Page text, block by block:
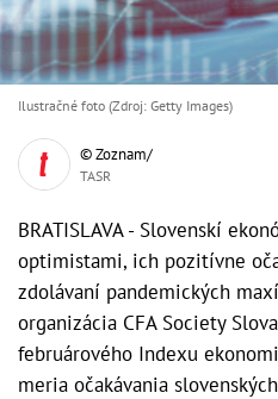
Ilustračné foto (Zdroj: Getty Images)
© Zoznam/
TASR
BRATISLAVA - Slovenskí
optimistami, ich pozitívne
zdolávaní pandemických
organizácia CFA Society
februárového Indexu
meria očakávania